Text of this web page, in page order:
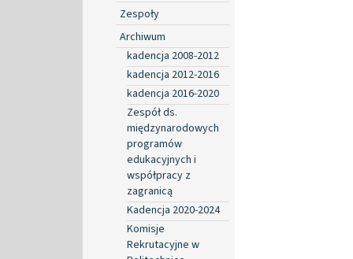
Zespoły
Archiwum
kadencja 2008-2012
kadencja 2012-2016
kadencja 2016-2020
Zespół ds.
międzynarodowych
programów
edukacyjnych i
współpracy z
zagranicą
Kadencja 2020-2024
Komisje
Rekrutacyjne w